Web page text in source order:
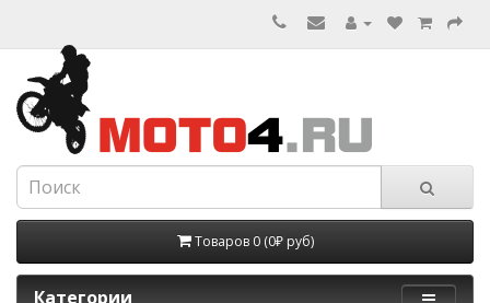
Товаров 0 (0₽ руб)
Категории